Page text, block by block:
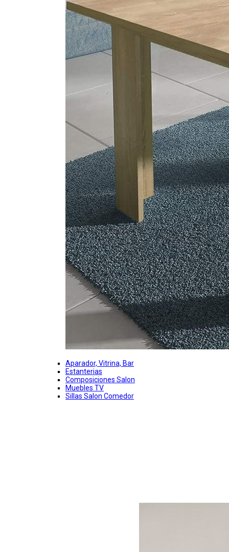
Aparador, Vitrina, Bar
Estanterias
Composiciones Salon
Muebles TV
Sillas Salon Comedor